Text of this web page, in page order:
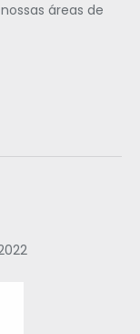
áreas de